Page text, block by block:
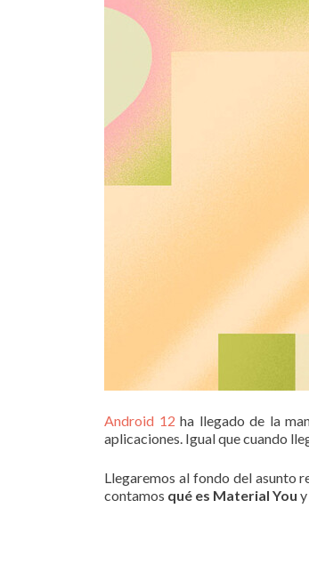
Android 12 ha llegado de la
aplicaciones. Igual que cuando
Llegaremos al fondo del asunto
contamos qué es Material You